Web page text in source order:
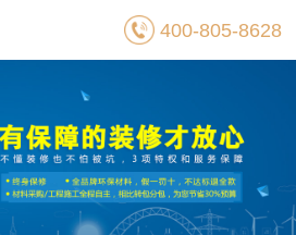
400-805-8628